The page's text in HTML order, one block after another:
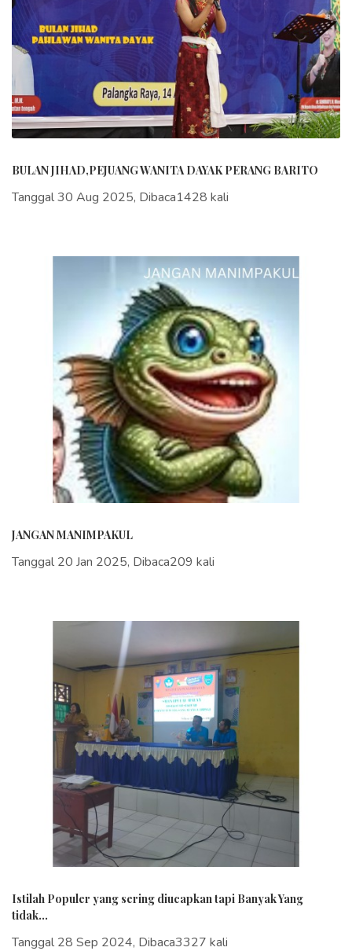
BULAN JIHAD,PEJUANG WANITA DAYAK PERANG BARITO
Tanggal 30 Aug 2025, Dibaca1428 kali
JANGAN MANIMPAKUL
Tanggal 20 Jan 2025, Dibaca209 kali
Istilah Populer yang sering diucapkan tapi Banyak Yang
tidak...
Tanggal 28 Sep 2024, Dibaca3327 kali